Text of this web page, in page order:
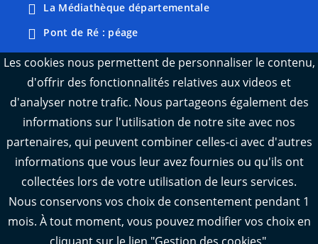
La Médiathèque départementale
Pont de Ré : péage
Webcams : Ré info trafic
Webcams : Oléron info trafic
Manger 17
L'Observatoire des territoires de Charente-
Maritime
Les cookies nous permettent de personnaliser le contenu,
d'offrir des fonctionnalités relatives aux videos et
d'analyser notre trafic. Nous partageons également des
informations sur l'utilisation de notre site avec nos
partenaires, qui peuvent combiner celles-ci avec d'autres
informations que vous leur avez fournies ou qu'ils ont
collectées lors de votre utilisation de leurs services.
Nous conservons vos choix de consentement pendant 1
mois. À tout moment, vous pouvez modifier vos choix en